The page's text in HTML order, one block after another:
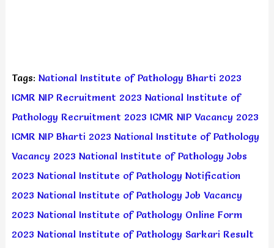
Tags: National Institute of Pathology Bharti 2023
ICMR NIP Recruitment 2023 National Institute of
Pathology Recruitment 2023 ICMR NIP Vacancy 2023
ICMR NIP Bharti 2023 National Institute of Pathology
Vacancy 2023 National Institute of Pathology Jobs
2023 National Institute of Pathology Notification
2023 National Institute of Pathology Job Vacancy
2023 National Institute of Pathology Online Form
2023 National Institute of Pathology Sarkari Result